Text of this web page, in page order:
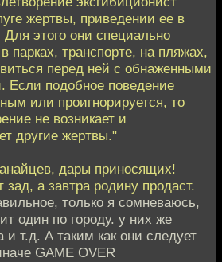
жертвы, приведении ее в
этого они специально
парках, транспорте, на пляжах,
перед ней с обнаженными
Если подобное поведение
или проигнорируется, то
не возникает и
другие жертвы."
дары приносящих!
зад, а завтра родину продаст.
только я сомневаюсь,
один по городу. у них же
и т.д. А таким как они следует
GAME OVER